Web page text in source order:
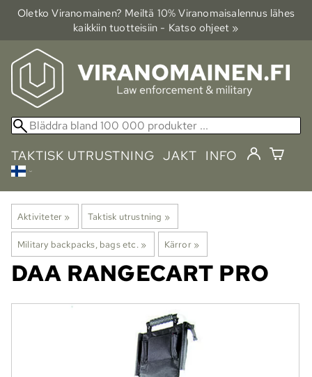
Oletko Viranomainen? Meiltä 10% Viranomais­alennus lähes
kaikkiin tuotteisiin - Katso ohjeet »
TAKTISK UTRUSTNING JAKT INFO
Aktiviteter ‪» Taktisk utrustning ‪»
Military backpacks, bags etc. ‪» Kärror ‪»
DAA RANGECART PRO